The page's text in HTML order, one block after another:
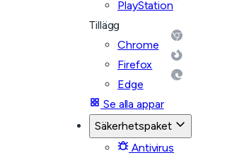
PlayStation
Tillägg
Chrome
Firefox
Edge
Se alla appar
Säkerhetspaket
Antivirus